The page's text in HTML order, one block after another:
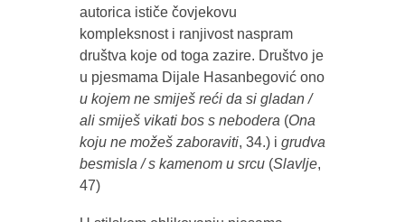
autorica ističe čovjekovu
kompleksnost i ranjivost naspram
društva koje od toga zazire. Društvo je
u pjesmama Dijale Hasanbegović ono
u kojem ne smiješ reći da si gladan /
ali smiješ vikati bos s nebodera (Ona
koju ne možeš zaboraviti, 34.) i grudva
besmisla / s kamenom u srcu (Slavlje,
47)